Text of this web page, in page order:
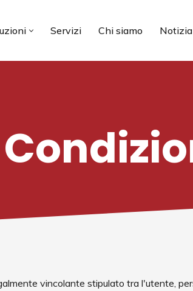
Servizi Chi siamo Notizia
vincolante stipulato tra l'utente,